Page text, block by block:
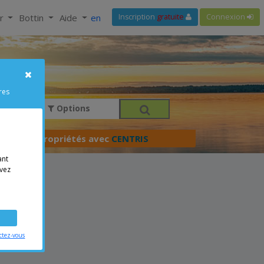
Bottin Aide en Inscription gratuite Connexion
Options
vos propriétés avec CENTRIS
vous